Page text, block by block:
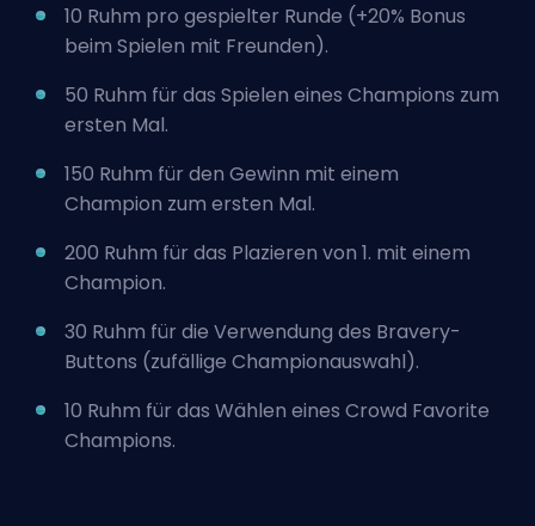
10 Ruhm pro gespielter Runde (+20% Bonus
beim Spielen mit Freunden).
50 Ruhm für das Spielen eines Champions zum
ersten Mal.
150 Ruhm für den Gewinn mit einem
Champion zum ersten Mal.
200 Ruhm für das Plazieren von 1. mit einem
Champion.
30 Ruhm für die Verwendung des Bravery-
Buttons (zufällige Championauswahl).
10 Ruhm für das Wählen eines Crowd Favorite
Champions.